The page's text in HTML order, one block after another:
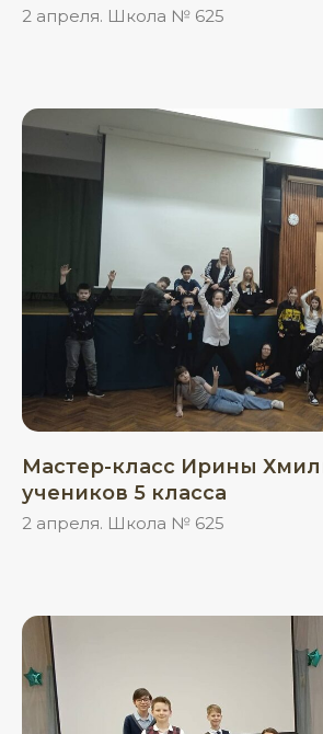
2 апреля. Школа № 625
Мастер-класс Ирины
учеников 5 класса
2 апреля. Школа № 625